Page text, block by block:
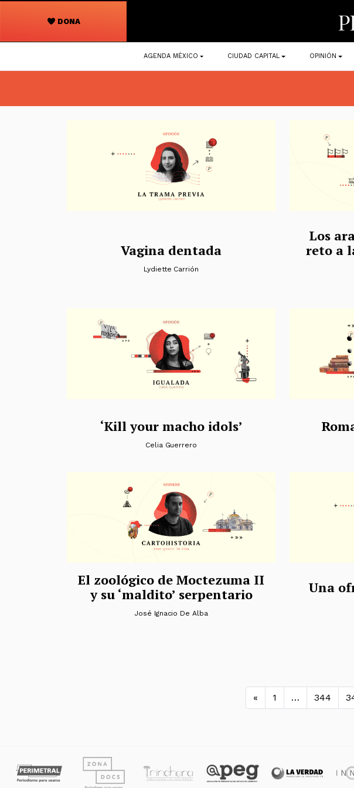
DONA
Navegación
principal
AGENDA MÉXICO CIUDAD CAPITAL OPINIÓN
Vagina dentada
Lydiette Carrión
Los
reto a
‘Kill your macho idols’
Celia Guerrero
El zoológico de Moctezuma II
y su ‘maldito’ serpentario
José Ignacio De Alba
Una
« 1 … 344